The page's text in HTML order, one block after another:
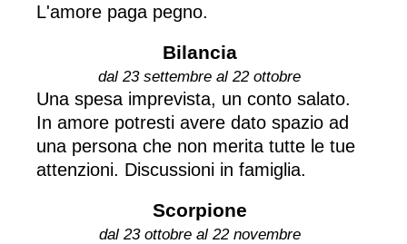
L'amore paga pegno.
Bilancia
dal 23 settembre al 22 ottobre
Una spesa imprevista, un conto salato.
In amore potresti avere dato spazio ad
una persona che non merita tutte le tue
attenzioni. Discussioni in famiglia.
Scorpione
dal 23 ottobre al 22 novembre